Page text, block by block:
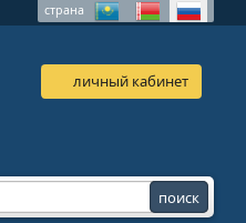
страна
личный кабинет